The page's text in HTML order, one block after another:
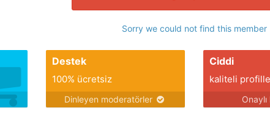
Sorry we could not find this member
Destek
100% ücretsiz
Dinleyen moderatörler
Ciddi
kaliteli